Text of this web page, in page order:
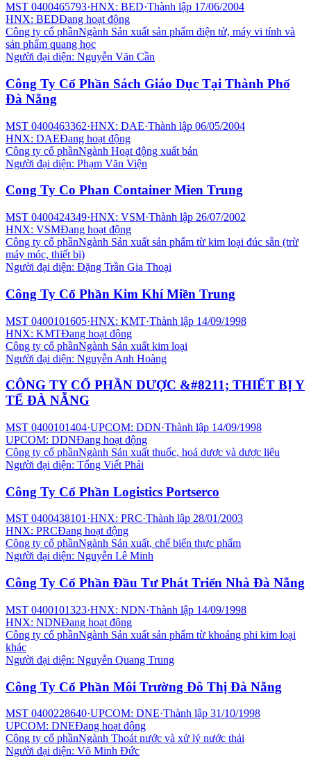
MST 0400465793·HNX: BED·Thành lập 17/06/2004
HNX: BEDĐang hoạt động
Công ty cổ phầnNgành Sản xuất sản phẩm điện tử, máy vi tính và
sản phẩm quang học
Người đại diện: Nguyễn Văn Cần
Công Ty Cổ Phần Sách Giáo Dục Tại Thành Phố
Đà Nẵng
MST 0400463362·HNX: DAE·Thành lập 06/05/2004
HNX: DAEĐang hoạt động
Công ty cổ phầnNgành Hoạt động xuất bản
Người đại diện: Phạm Văn Viện
Cong Ty Co Phan Container Mien Trung
MST 0400424349·HNX: VSM·Thành lập 26/07/2002
HNX: VSMĐang hoạt động
Công ty cổ phầnNgành Sản xuất sản phẩm từ kim loại đúc sẵn (trừ
máy móc, thiết bị)
Người đại diện: Đặng Trần Gia Thoại
Công Ty Cổ Phần Kim Khí Miền Trung
MST 0400101605·HNX: KMT·Thành lập 14/09/1998
HNX: KMTĐang hoạt động
Công ty cổ phầnNgành Sản xuất kim loại
Người đại diện: Nguyễn Anh Hoàng
CÔNG TY CỔ PHẦN DƯỢC &#8211; THIẾT BỊ Y
TẾ ĐÀ NẴNG
MST 0400101404·UPCOM: DDN·Thành lập 14/09/1998
UPCOM: DDNĐang hoạt động
Công ty cổ phầnNgành Sản xuất thuốc, hoá dược và dược liệu
Người đại diện: Tống Viết Phải
Công Ty Cổ Phần Logistics Portserco
MST 0400438101·HNX: PRC·Thành lập 28/01/2003
HNX: PRCĐang hoạt động
Công ty cổ phầnNgành Sản xuất, chế biến thực phẩm
Người đại diện: Nguyễn Lê Minh
Công Ty Cổ Phần Đầu Tư Phát Triển Nhà Đà Nẵng
MST 0400101323·HNX: NDN·Thành lập 14/09/1998
HNX: NDNĐang hoạt động
Công ty cổ phầnNgành Sản xuất sản phẩm từ khoáng phi kim loại
khác
Người đại diện: Nguyễn Quang Trung
Công Ty Cổ Phần Môi Trường Đô Thị Đà Nẵng
MST 0400228640·UPCOM: DNE·Thành lập 31/10/1998
UPCOM: DNEĐang hoạt động
Công ty cổ phầnNgành Thoát nước và xử lý nước thải
Người đại diện: Võ Minh Đức